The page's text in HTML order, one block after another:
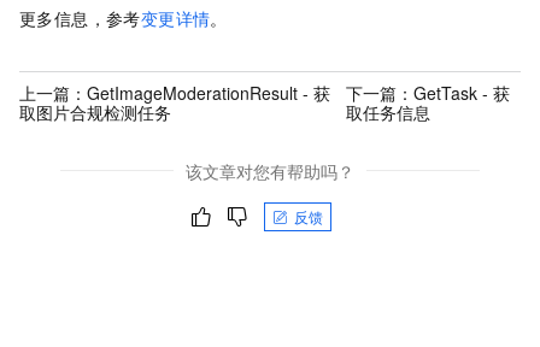
更多信息，参考变更详情。
上一篇： GetImageModerationResult - 获
取图片合规检测任务
下一篇： GetTask - 获
取任务信息
该文章对您有帮助吗？
反馈